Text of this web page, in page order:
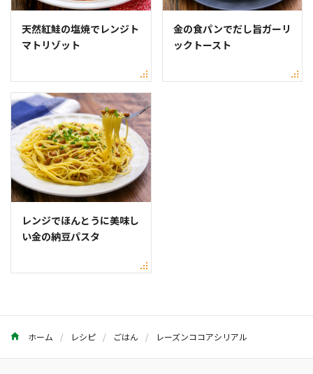
天然紅鮭の塩焼でレンジト
マトリゾット
金の食パンでだし旨ガーリ
ックトースト
レンジでほんとうに美味し
い金の納豆パスタ
ホーム レシピ ごはん レーズンココアシリアル